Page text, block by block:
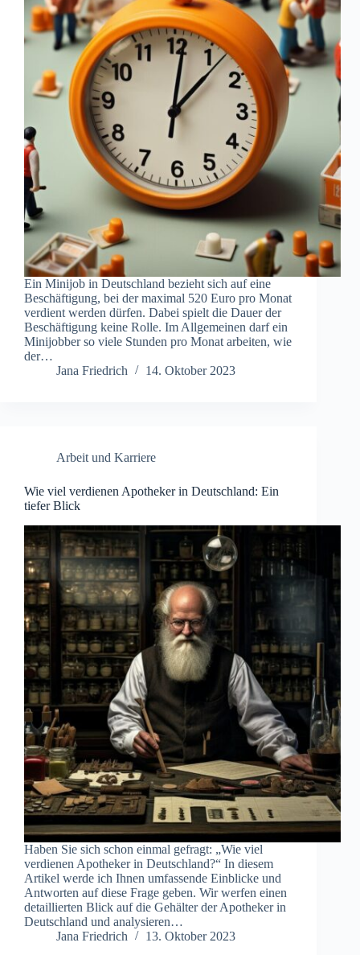
Ein Minijob in Deutschland bezieht sich auf eine
Beschäftigung, bei der maximal 520 Euro pro Monat
verdient werden dürfen. Dabei spielt die Dauer der
Beschäftigung keine Rolle. Im Allgemeinen darf ein
Minijobber so viele Stunden pro Monat arbeiten, wie
der…
Jana Friedrich
14. Oktober 2023
Arbeit und Karriere
Wie viel verdienen Apotheker in Deutschland: Ein
tiefer Blick
Haben Sie sich schon einmal gefragt: „Wie viel
verdienen Apotheker in Deutschland?“ In diesem
Artikel werde ich Ihnen umfassende Einblicke und
Antworten auf diese Frage geben. Wir werfen einen
detaillierten Blick auf die Gehälter der Apotheker in
Deutschland und analysieren…
Jana Friedrich
13. Oktober 2023